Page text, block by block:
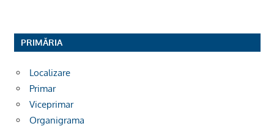
PRIMĂRIA
Localizare
Primar
Viceprimar
Organigrama